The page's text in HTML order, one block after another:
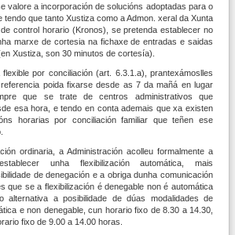
valore a incorporación de solucións adoptadas para o
que tanto Xustiza como a Admon. xeral da Xunta
control horario (Kronos), se pretenda establecer no
marxe de cortesia na fichaxe de entradas e saidas
Xustiza, son 30 minutos de cortesía).
por conciliación (art. 6.3.1.a), prantexámoslles
poida fixarse desde as 7 da mañá en lugar
que se trate de centros administrativos que
esa hora, e tendo en conta ademais que xa existen
horarias por conciliación familiar que teñen ese
ordinaria, a Administración acolleu formalmente a
unha flexibilización automática, mais
de denegación e a obriga dunha comunicación
que se a flexibilización é denegable non é automática
alternativa a posibilidade de dúas modalidades de
e non denegable, cun horario fixo de 8.30 a 14.30,
fixo de 9.00 a 14.00 horas.